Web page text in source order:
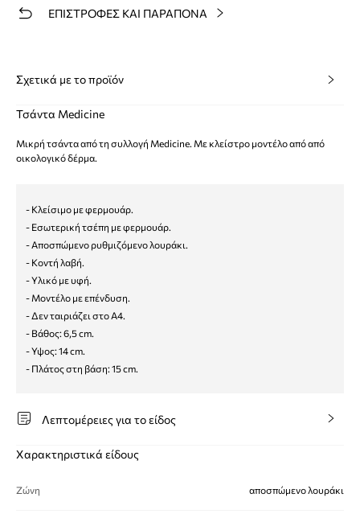
ΕΠΙΣΤΡΟΦΕΣ ΚΑΙ ΠΑΡΑΠΟΝΑ
Σχετικά με το προϊόν
Τσάντα Medicine
Μικρή τσάντα από τη συλλογή Medicine. Με κλείστρο μοντέλο από από
οικολογικό δέρμα.
- Κλείσιμο με φερμουάρ.
- Εσωτερική τσέπη με φερμουάρ.
- Αποσπώμενο ρυθμιζόμενο λουράκι.
- Κοντή λαβή.
- Υλικό με υφή.
- Μοντέλο με επένδυση.
- Δεν ταιριάζει στο Α4.
- Βάθος: 6,5 cm.
- Υψος: 14 cm.
- Πλάτος στη βάση: 15 cm.
Λεπτομέρειες για το είδος
Χαρακτηριστικά είδους
Ζώνη αποσπώμενο λουράκι